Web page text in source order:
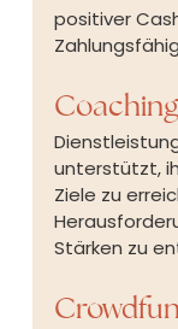
positiver
Coaching
unterstützt,
Ziele zu
Stärken zu